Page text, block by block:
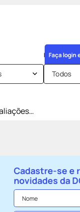
Faça login
Todos
Cadastre-se e
novidades da